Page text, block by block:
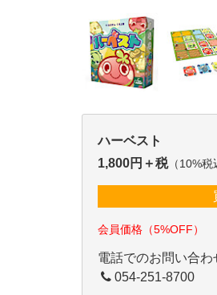
ハーベスト
1,800円＋税（10%税
会員価格（5%OFF）
電話でのお問い合わ
054-251-8700